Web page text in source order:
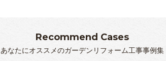
Recommend Cases
あなたにオススメのガーデンリフォーム工事事例集